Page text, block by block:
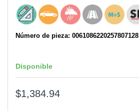
Número de pieza: 0061086220257807128
Disponible
$1,384.94